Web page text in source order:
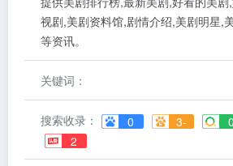
视剧,美剧资料馆,剧情介绍,美剧明星,
等资讯。
关键词：
搜索收录： 0 3- 0
2